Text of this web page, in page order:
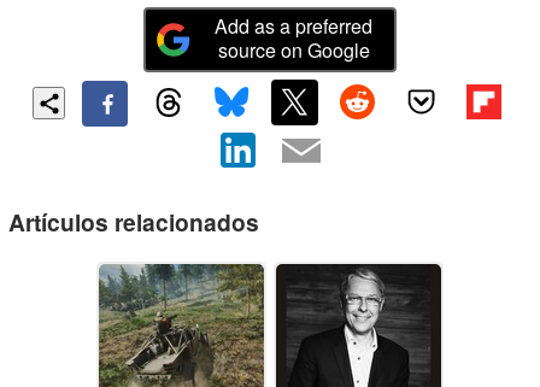
Add as a preferred
source on Google
Artículos relacionados